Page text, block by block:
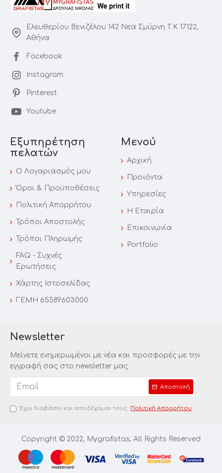
Ελευθερίου Βενιζέλου 142 Νεα Σμύρνη Τ.Κ 17122,
Αθήνα
Facebook
Instagram
Pinterest
Youtube
Εξυπηρέτηση
πελατών
Ο Λογαριασμός μου
Όροι & Προϋποθέσεις
Πολιτική Απορρήτου
Τρόποι Αποστολής
Τρόποι Πληρωμής
FAQ - Συχνές
Ερωτήσεις
Χάρτης Iστοσελίδας
ΓΕΜΗ 65589603000
Μενού
Αρχική
Προϊόντα
Υπηρεσίες
Η Εταιρία
Επικοινωνία
Portfolio
Newsletter
Μείνετε ενημερωμένοι με νέα και προσφορές με την
εγγραφή σας στο newsletter μας
Αποστολή
Έχω διαβάσει και αποδέχομαι τους Πολιτική Απορρήτου
Copyright © 2022, Mygrafistas, All Rights Reserved